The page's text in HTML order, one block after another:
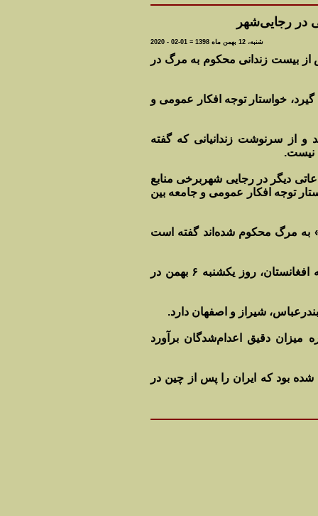
شنبه، 12 بهمن ماه 1398 = 01-02 - 2020
روزهای اخیر بیش از بیست زندانی محکوم به مرگ در
گیرد، خواستار توجه افکار عمومی و
و از سرنوشت زندانیانی که گفته
نیست.
دیگر در رجایی شهربرخی منابع
ایران خواستار توجه افکار عمومی و جامعه بین
به مرگ محکوم شده‌اند گفته است
این سازمان چند روز پیش نیز گزارش داد که پنج نفر، از جمله دو زن و دو تبعه افغانستان، روز یکشنبه ۶ بهمن در
شیراز و اصفهان دارد.
میزان دقیق اعدام‌شدگان برآورد
درسال ۲۰۱۸ نیز دست‌کم ۲۵۳ مورد گزارش شده بود که ایران را پس از چین در